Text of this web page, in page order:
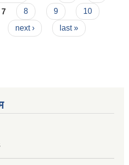
7 8 9
10
next › last »